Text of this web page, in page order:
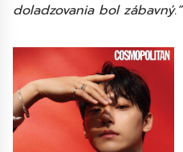
doladzovania bol zábavný.“